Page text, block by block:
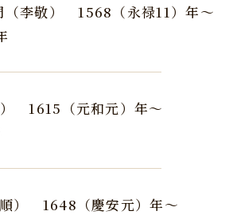
（李敬）1568（永禄11）年～
）1615（元和元）年～
） 1648（慶安元）年～